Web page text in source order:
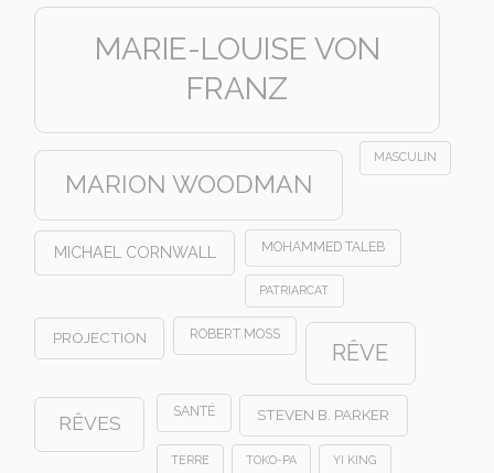
MARIE-LOUISE VON
FRANZ
MARION WOODMAN
MASCULIN
MICHAEL CORNWALL MOHAMMED TALEB
PATRIARCAT
PROJECTION ROBERT MOSS
RÊVE
RÊVES
SANTÉ STEVEN B. PARKER
TERRE TOKO-PA YI KING